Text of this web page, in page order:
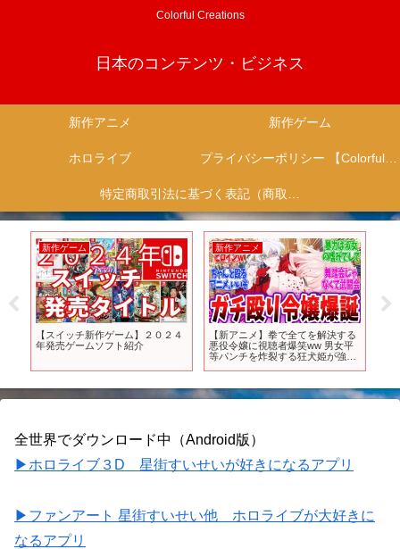
Colorful Creations
日本のコンテンツ・ビジネス
新作アニメ 新作ゲーム
ホロライブ プライバシーポリシー 【Colorful Creation】
特定商取引法に基づく表記（商取引に関する開示）
新作ゲーム
【スイッチ新作ゲーム】２０２４
年発売ゲームソフト紹介
新作アニメ
【新アニメ】拳で全てを解決する
悪役令嬢に視聴者爆笑ww 男女平
等パンチを炸裂する狂犬姫が強す
応
全世界でダウンロード中（Android版）
▶ホロライブ３D 星街すいせいが好きになるアプリ
▶ファンアート 星街すいせい他 ホロライブが大好きに
なるアプリ